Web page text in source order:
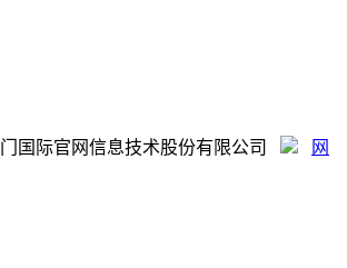
国际官网信息技术股份有限公司
网